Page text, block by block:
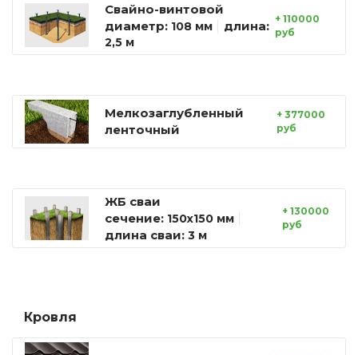
Свайно-винтовой
диаметр: 108 мм длина:
2,5 м
+ 110000
руб
Мелкозаглубленный
ленточный
+ 377000
руб
ЖБ сваи
сечение: 150х150 мм
длина сваи: 3 м
+ 130000
руб
Кровля